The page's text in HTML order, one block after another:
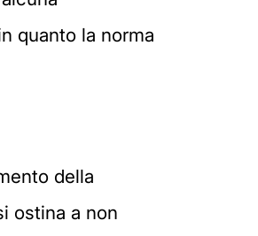
quanto la norma
della
ostina a non